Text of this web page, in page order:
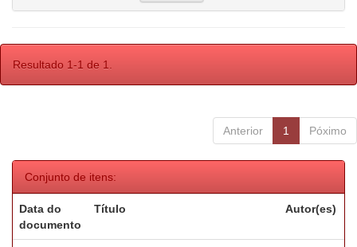
Resultado 1-1 de 1.
Anterior 1 Póximo
Conjunto de itens:
Data do
documento
Título Autor(es)